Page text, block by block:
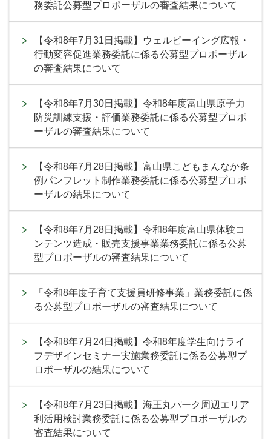
務委託公募型プロポーザルの審査結果について
【令和8年7月31日掲載】ウェルビーイング広報・
行動変容促進業務委託に係る公募型プロポーザル
の審査結果について
【令和8年7月30日掲載】令和8年度富山県原子力
防災訓練支援・評価業務委託に係る公募型プロポ
ーザルの審査結果について
【令和8年7月28日掲載】富山県こどもまんなか条
例パンフレット制作業務委託に係る公募型プロポ
ーザルの結果について
【令和8年7月28日掲載】令和8年度富山県体験コ
ンテンツ造成・販売支援事業業務委託に係る公募
型プロポーザルの審査結果について
「令和8年度子育て支援員研修事業」業務委託に係
る公募型プロポーザルの審査結果について
【令和8年7月24日掲載】令和8年度学生向けライ
フデザインセミナー実施業務委託に係る公募型プ
ロポーザルの結果について
【令和8年7月23日掲載】海王丸パーク周辺エリア
利活用検討業務委託に係る公募型プロポーザルの
審査結果について